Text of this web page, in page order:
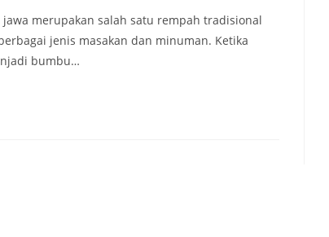
jawa merupakan salah satu rempah tradisional
jenis masakan dan minuman. Ketika
bumbu…